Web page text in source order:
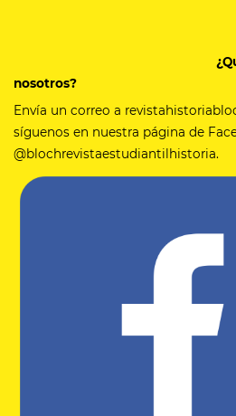
nosotros?
Envía un correo a
síguenos en nuestra página de
@blochrevistaestudiantilhistoria.